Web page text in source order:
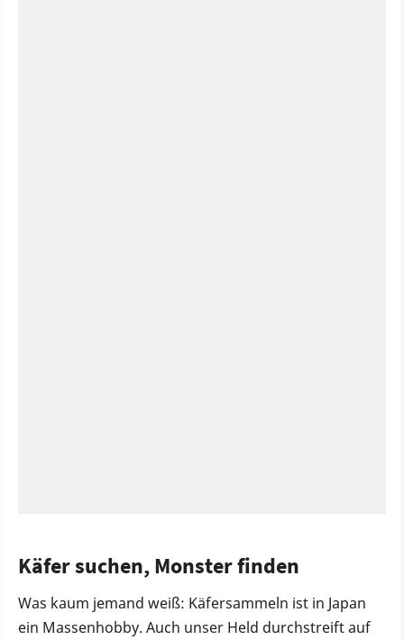
Käfer suchen, Monster finden
Was kaum jemand weiß: Käfersammeln ist in Japan
ein Massenhobby. Auch unser Held durchstreift auf